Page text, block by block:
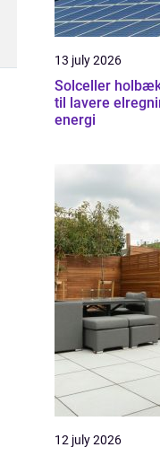
13 july 2026
Solceller holbæk en
til lavere
energi
12 july 2026